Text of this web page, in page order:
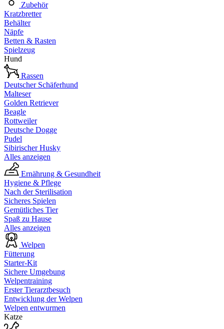
Zubehör
Kratzbretter
Behälter
Näpfe
Betten & Rasten
Spielzeug
Hund
Rassen
Deutscher Schäferhund
Malteser
Golden Retriever
Beagle
Rottweiler
Deutsche Dogge
Pudel
Sibirischer Husky
Alles anzeigen
Ernährung & Gesundheit
Hygiene & Pflege
Nach der Sterilisation
Sicheres Spielen
Gemütliches Tier
Spaß zu Hause
Alles anzeigen
Welpen
Fütterung
Starter-Kit
Sichere Umgebung
Welpentraining
Erster Tierarztbesuch
Entwicklung der Welpen
Welpen entwurmen
Katze